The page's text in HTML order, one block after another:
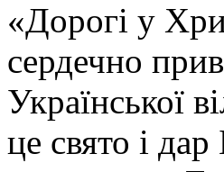
«Дорогі у
сердечно
Української
це свято і